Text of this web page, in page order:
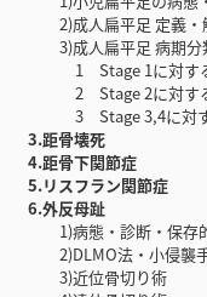
2)成人扁平足 定義・解
3)成人扁平足 病期分
1 Stage 1に対す
2 Stage 2に対す
3 Stage 3,4に対す
3.距骨壊死
4.距骨下関節症
5.リスフラン関節症
6.外反母趾
1)病態・診断・保存
2)DLMO法・小侵襲
3)近位骨切り術